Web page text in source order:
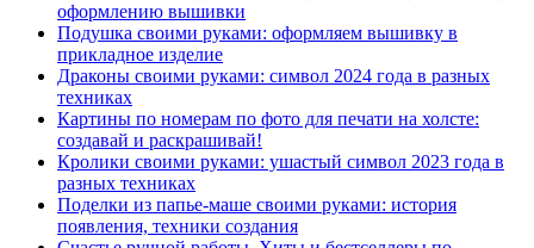
оформлению вышивки
Подушка своими руками: оформляем вышивку в
прикладное изделие
Драконы своими руками: символ 2024 года в разных
техниках
Картины по номерам по фото для печати на холсте:
создавай и раскрашивай!
Кролики своими руками: ушастый символ 2023 года в
разных техниках
Поделки из папье-маше своими руками: история
появления, техники создания